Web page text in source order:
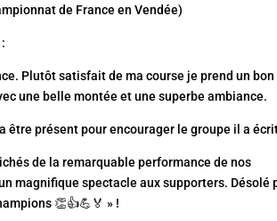
de France en Vendée)
Plutôt satisfait de ma course je prend un bon
une belle montée et une superbe ambiance.
être présent pour encourager le groupe il a
de la remarquable performance de nos
magnifique spectacle aux supporters. Désolé
👏👍💪🏅 » !